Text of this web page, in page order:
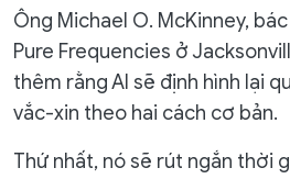
Ông Michael O. McKinney,
Pure Frequencies ở
thêm rằng AI sẽ định hình lại
vắc-xin theo hai cách cơ bản.
Thứ nhất, nó sẽ rút ngắn thời